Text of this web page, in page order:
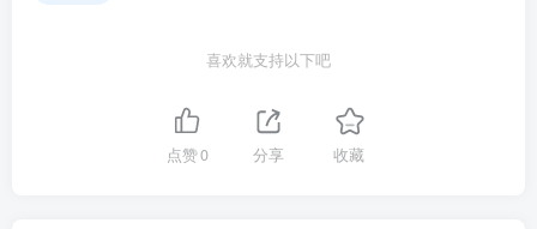
喜欢就支持以下吧
点赞0 分享 收藏